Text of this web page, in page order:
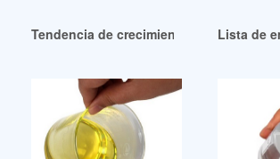
Tendencia de crecimiento del mercado
Lista de